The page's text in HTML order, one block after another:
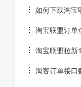
如何下载淘宝
淘宝联盟订单
淘宝联盟拉新
淘客订单接口